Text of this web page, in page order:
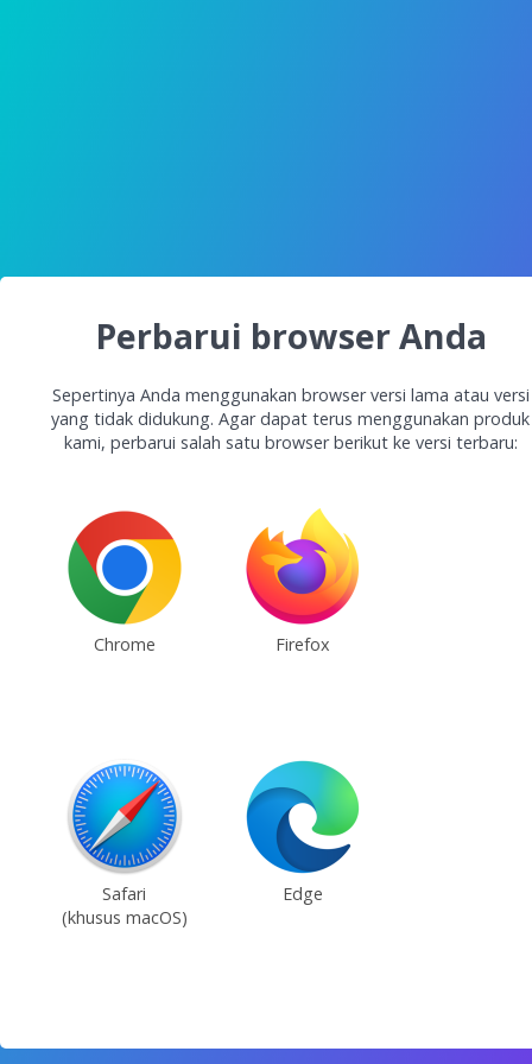
Perbarui browser Anda
Sepertinya Anda menggunakan browser versi lama atau versi
yang tidak didukung. Agar dapat terus menggunakan produk
kami, perbarui salah satu browser berikut ke versi terbaru:
Chrome Firefox
Safari
(khusus macOS)
Edge